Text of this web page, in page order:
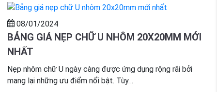
08/01/2024
BẢNG GIÁ NẸP CHỮ U NHÔM 20X20MM MỚI
NHẤT
Nẹp nhôm chữ U ngày càng được ứng dụng rộng rãi bởi
mang lại những ưu điểm nổi bật. Tùy…